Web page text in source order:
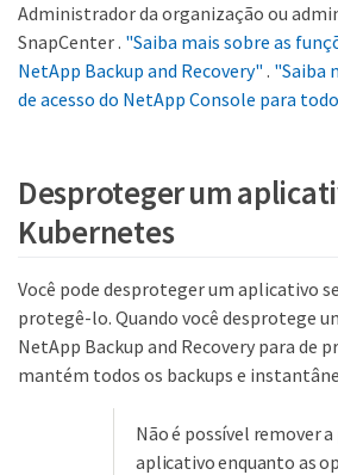
Administrador da organização ou
SnapCenter . "Saiba mais sobre as
NetApp Backup and Recovery" . "Saiba
de acesso do NetApp Console para
Desproteger um
Kubernetes
Você pode desproteger um aplicativo
protegê-lo. Quando você desprotege
NetApp Backup and Recovery para de
mantém todos os backups e
Não é possível remover
aplicativo enquanto as